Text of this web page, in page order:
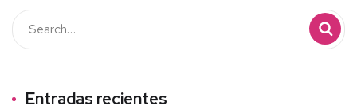
Entradas recientes